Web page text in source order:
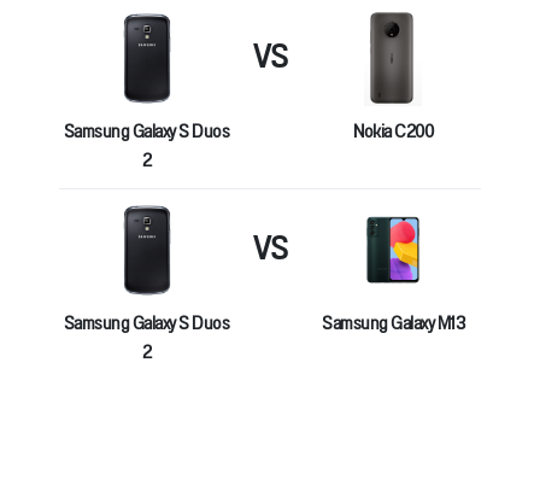
Samsung Galaxy S Duos
2
VS
Nokia C200
Samsung Galaxy S Duos
2
VS
Samsung Galaxy M13